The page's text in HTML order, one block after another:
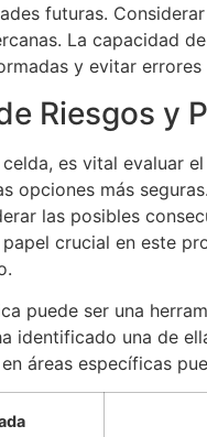
futuras.
La capacidad
y evitar errores
Riesgos y
es vital evaluar
opciones más
las posibles
crucial en este
puede ser una
identificado una de
áreas específicas